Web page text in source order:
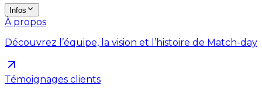
Infos
À propos
Découvrez l’équipe, la vision et l’histoire de Match-day
Témoignages clients